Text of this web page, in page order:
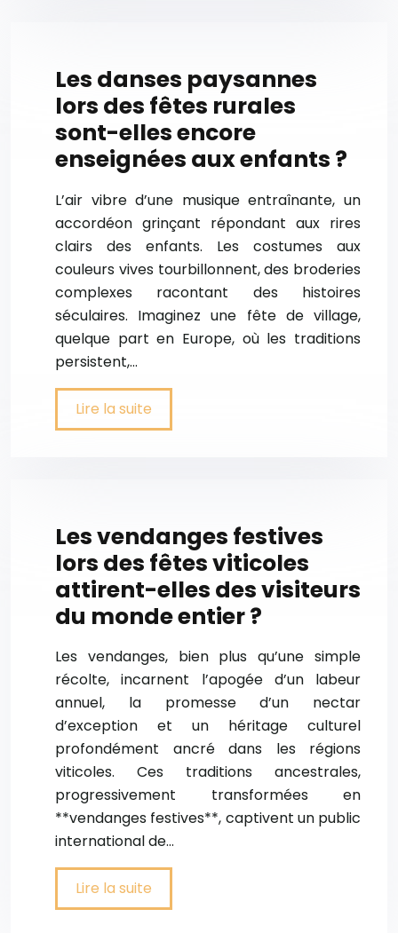
Les danses paysannes
lors des fêtes rurales
sont-elles encore
enseignées aux enfants ?
L’air vibre d’une musique entraînante, un
accordéon grinçant répondant aux rires
clairs des enfants. Les costumes aux
couleurs vives tourbillonnent, des broderies
complexes racontant des histoires
séculaires. Imaginez une fête de village,
quelque part en Europe, où les traditions
persistent,…
Lire la suite
Les vendanges festives
lors des fêtes viticoles
attirent-elles des visiteurs
du monde entier ?
Les vendanges, bien plus qu’une simple
récolte, incarnent l’apogée d’un labeur
annuel, la promesse d’un nectar
d’exception et un héritage culturel
profondément ancré dans les régions
viticoles. Ces traditions ancestrales,
progressivement transformées en
**vendanges festives**, captivent un public
international de…
Lire la suite